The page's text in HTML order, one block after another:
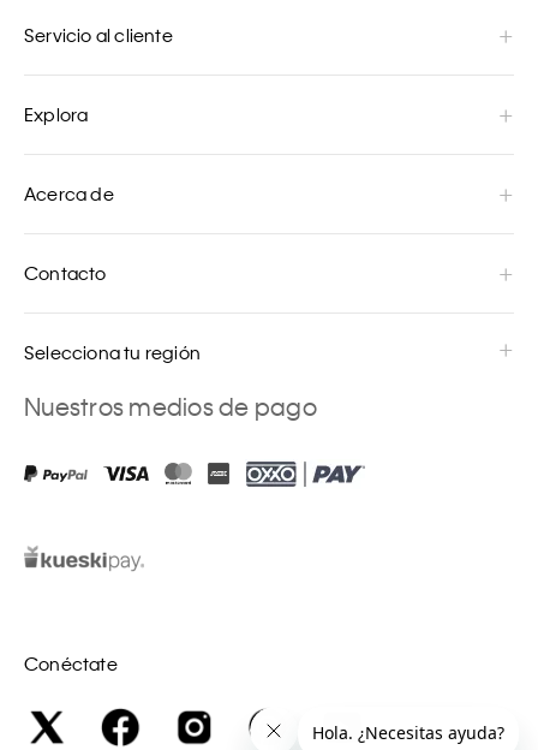
Servicio al cliente
Explora
Acerca de
Contacto
Selecciona tu región
Nuestros medios de pago
Conéctate